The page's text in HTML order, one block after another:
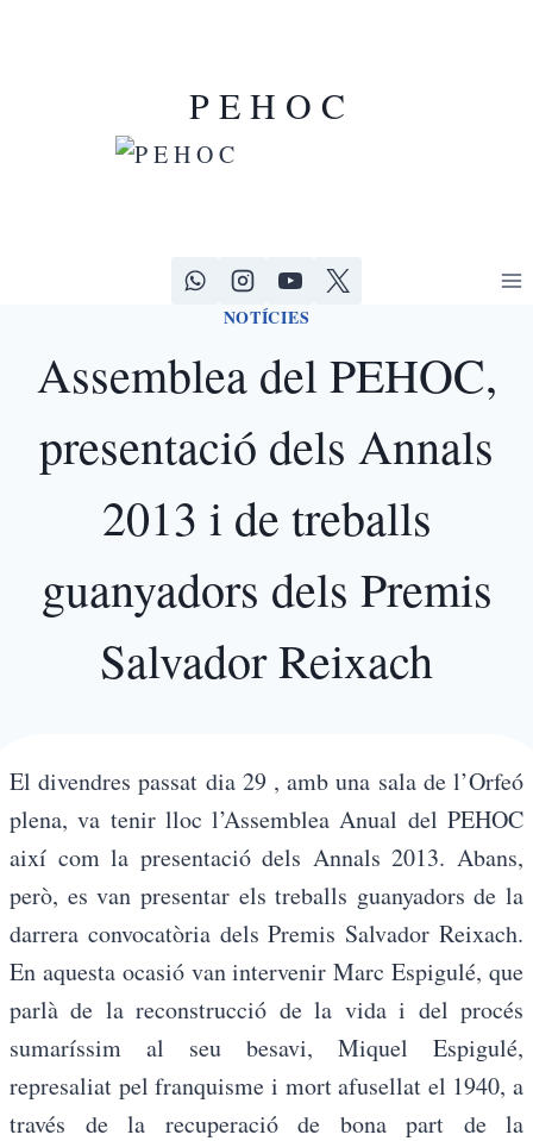
P E H O C
NOTÍCIES
Assemblea del PEHOC,
presentació dels Annals
2013 i de treballs
guanyadors dels Premis
Salvador Reixach
El divendres passat dia 29 , amb una sala de l’Orfeó
plena, va tenir lloc l’Assemblea Anual del PEHOC
així com la presentació dels Annals 2013. Abans,
però, es van presentar els treballs guanyadors de la
darrera convocatòria dels Premis Salvador Reixach.
En aquesta ocasió van intervenir Marc Espigulé, que
parlà de la reconstrucció de la vida i del procés
sumaríssim al seu besavi, Miquel Espigulé,
represaliat pel franquisme i mort afusellat el 1940, a
través de la recuperació de bona part de la